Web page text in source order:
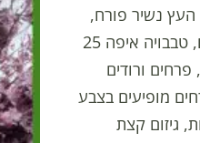
העץ נשיר פורח,
בעל פרחים היוצרים על כל העץ מרבדי פרחים, טבבויה איפה 25
ורודים
מופיעים בצבע
גיזום קצת